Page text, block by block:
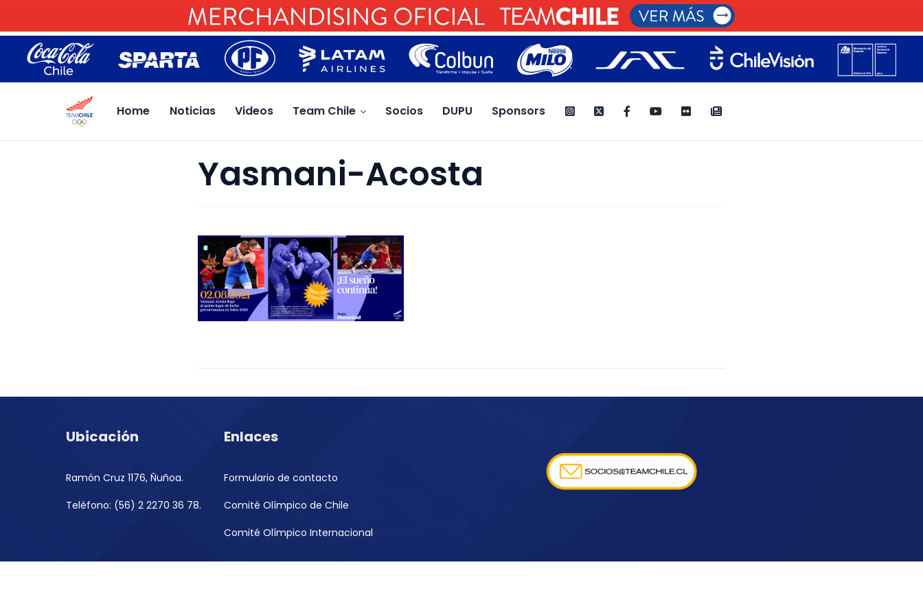
Home Noticias Videos Team Chile Socios DUPU Sponsors
Yasmani-Acosta
Ubicación
Ramón Cruz 1176, Ñuñoa.
Teléfono: (56) 2 2270 36 78.
Enlaces
Formulario de contacto
Comité Olímpico de Chile
Comité Olímpico Internacional